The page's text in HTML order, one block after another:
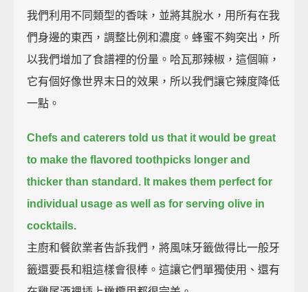
我們利用不同類型的香味，並將其脫水，用所有在我
們身邊的東西，調整比例和濃度。蜂蜜不夠突出，所
以我們增加了食譜裡的份量。哈瓦那辣椒，這個嘛，
它有個好像世界末日的效果，所以我們讓它辣度降低
一點。
Chefs and caterers told us that it would be great
to make the flavored toothpicks longer and
thicker than standard. It makes them perfect for
individual usage as well as for serving olive in
cocktails.
主廚和餐飲業者告訴我們，將風味牙籤做得比一般牙
籤還要長和粗這樣會很棒。這讓它們單獨使用、還有